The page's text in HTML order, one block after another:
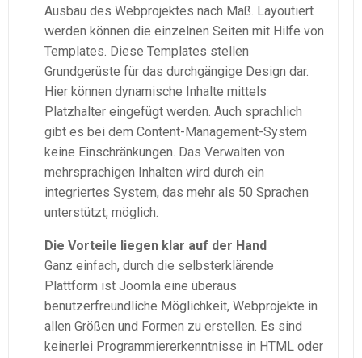
Ausbau des Webprojektes nach Maß. Layoutiert
werden können die einzelnen Seiten mit Hilfe von
Templates. Diese Templates stellen
Grundgerüste für das durchgängige Design dar.
Hier können dynamische Inhalte mittels
Platzhalter eingefügt werden. Auch sprachlich
gibt es bei dem Content-Management-System
keine Einschränkungen. Das Verwalten von
mehrsprachigen Inhalten wird durch ein
integriertes System, das mehr als 50 Sprachen
unterstützt, möglich.
Die Vorteile liegen klar auf der Hand
Ganz einfach, durch die selbsterklärende
Plattform ist Joomla eine überaus
benutzerfreundliche Möglichkeit, Webprojekte in
allen Größen und Formen zu erstellen. Es sind
keinerlei Programmiererkenntnisse in HTML oder